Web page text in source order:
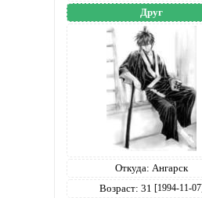
Друг
Откуда: Ангарск
Возраст: 31 [1994-11-07]